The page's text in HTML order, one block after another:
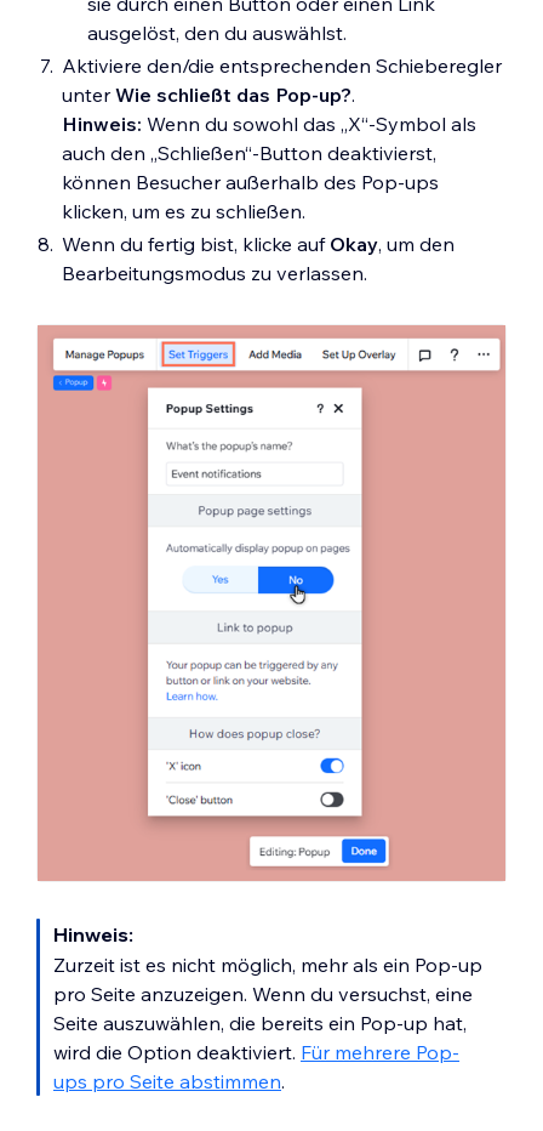
ausgelöst, den du auswählst.
Aktiviere den/die entsprechenden Schieberegler
unterWie schließt das Pop-up?.
Hinweis: Wenn du sowohl das „X“-Symbol als
auch den „Schließen“-Button deaktivierst,
können Besucher außerhalb des Pop-ups
klicken, um es zu schließen.
Wenn du fertig bist, klicke auf Okay, um den
Bearbeitungsmodus zu verlassen.
Hinweis:
Zurzeit ist es nicht möglich, mehr als ein Pop-up
pro Seite anzuzeigen. Wenn du versuchst, eine
Seite auszuwählen, die bereits ein Pop-up hat,
wird die Option deaktiviert. Für mehrere Pop-
ups pro Seite abstimmen.